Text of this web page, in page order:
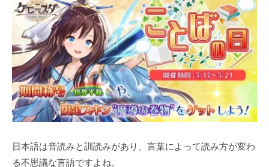
⽇本語は⾳読みと訓読みがあり、⾔葉によって読み⽅が変わ
る不思議な⾔語ですよね。